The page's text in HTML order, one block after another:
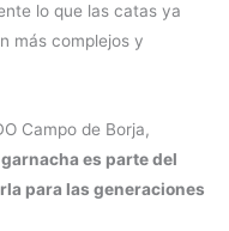
lo que las catas ya
más complejos y
Campo de Borja,
garnacha es parte del
para las generaciones